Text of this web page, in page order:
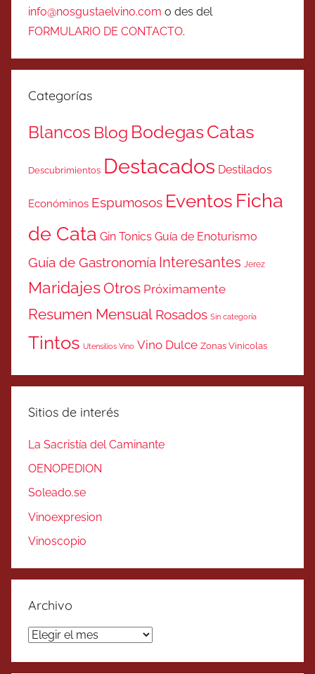
info@nosgustaelvino.com o des del
FORMULARIO DE CONTACTO.
Categorías
Blancos Blog BodegasCatas
Descubrimientos Destacados Destilados
Económinos Espumosos Eventos Ficha
de Cata Gin Tonics Guía de Enoturismo
Guía de Gastronomía Interesantes Jerez
MaridajesOtros Próximamente
Resumen Mensual Rosados Sin categoría
Tintos Utensilios Vino Vino Dulce Zonas Vinicolas
Sitios de interés
La Sacristía del Caminante
OENOPEDION
Soleado.se
Vinoexpresion
Vinoscopio
Archivo
Archivo